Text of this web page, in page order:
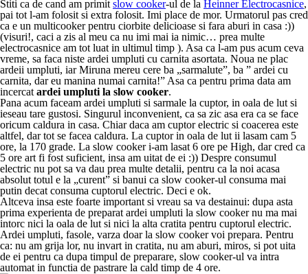
Stiti ca de cand am primit slow cooker-ul de la Heinner Electrocasnice,
pai tot l-am folosit si extra folosit. Imi place de mor. Urmatorul pas cred
ca e un multicooker pentru ciorbite delicioase si fara aburi in casa :))
(visuri!, caci a zis al meu ca nu imi mai ia nimic… prea multe
electrocasnice am tot luat in ultimul timp ). Asa ca l-am pus acum ceva
vreme, sa faca niste ardei umpluti cu carnita asortata. Noua ne plac
ardeii umpluti, iar Miruna mereu cere ba „sarmalute”, ba ” ardei cu
carnita, dar eu manina numai carnita!” Asa ca pentru prima data am
incercat ardei umpluti la slow cooker.
Pana acum faceam ardei umpluti si sarmale la cuptor, in oala de lut si
ieseau tare gustosi. Singurul inconvenient, ca sa zic asa era ca se face
oricum caldura in casa. Chiar daca am cuptor electric si coacerea este
altfel, dar tot se facea caldura. La cuptor in oala de lut ii lasam cam 5
ore, la 170 grade. La slow cooker i-am lasat 6 ore pe High, dar cred ca
5 ore art fi fost suficient, insa am uitat de ei :)) Despre consumul
electric nu pot sa va dau prea multe detalii, pentru ca la noi acasa
absolut totul e la „curent” si banui ca slow cooker-ul consuma mai
putin decat consuma cuptorul electric. Deci e ok.
Altceva insa este foarte important si vreau sa va destainui: dupa asta
prima experienta de preparat ardei umpluti la slow cooker nu ma mai
intorc nici la oala de lut si nici la alta cratita pentru cuptorul electric.
Ardei umpluti, fasole, varza doar la slow cooker voi prepara. Pentru
ca: nu am grija lor, nu invart in cratita, nu am aburi, miros, si pot uita
de ei pentru ca dupa timpul de preparare, slow cooker-ul va intra
automat in functia de pastrare la cald timp de 4 ore.